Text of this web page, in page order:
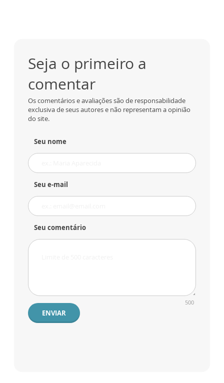
Seja o primeiro a
comentar
Os comentários e avaliações são de responsabilidade
exclusiva de seus autores e não representam a opinião
do site.
Seu nome
Seu e-mail
Seu comentário
500
ENVIAR